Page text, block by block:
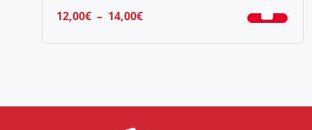
12,00€ – 14,00€Plage
à